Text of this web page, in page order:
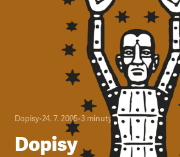
Dopisy•24. 7. 2005•3 minuty
Dopisy